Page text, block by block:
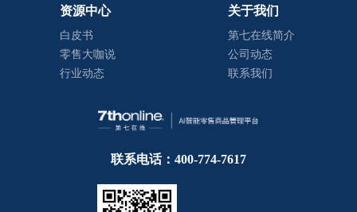
资源中心
白皮书
零售大咖说
行业动态
关于我们
第七在线简介
公司动态
联系我们
联系电话：400-774-7617